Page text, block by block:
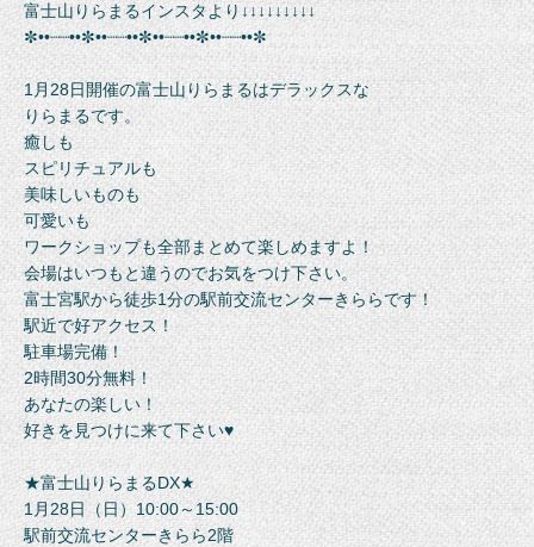
富士山りらまるインスタより↓↓↓↓↓↓↓↓↓
✼••┈┈••✼••┈┈••✼••┈┈••✼••┈┈••✼
1月28日開催の富士山りらまるはデラックスな
りらまるです。
癒しも
スピリチュアルも
美味しいものも
可愛いも
ワークショップも全部まとめて楽しめますよ！
会場はいつもと違うのでお気をつけ下さい。
富士宮駅から徒歩1分の駅前交流センターきららです！
駅近で好アクセス！
駐車場完備！
2時間30分無料！
あなたの楽しい！
好きを見つけに来て下さい♥
★富士山りらまるDX★
1月28日（日）10:00～15:00
駅前交流センターきらら2階